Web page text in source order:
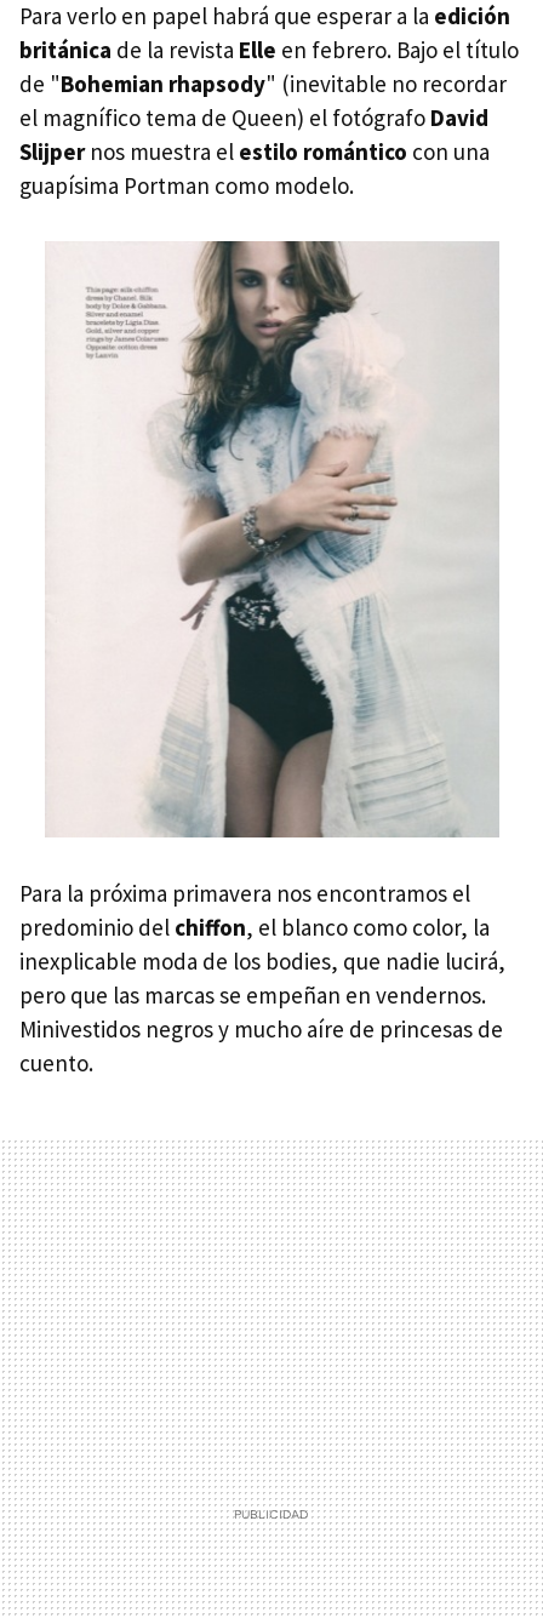
Para verlo en papel habrá que esperar a la edición
británica de la revista Elle en febrero. Bajo el título
de "Bohemian rhapsody" (inevitable no recordar
el magnífico tema de Queen) el fotógrafo David
Slijpernos muestra el estilo romántico con una
guapísima Portman como modelo.
Para la próxima primavera nos encontramos el
predominio del chiffon, el blanco como color, la
inexplicable moda de los bodies, que nadie lucirá,
pero que las marcas se empeñan en vendernos.
Minivestidos negros y mucho aíre de princesas de
cuento.